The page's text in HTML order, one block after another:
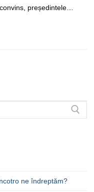
președintele…
ne îndreptăm?